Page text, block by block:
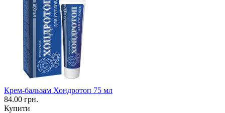
Крем-бальзам Хондротоп 75 мл
84.00 грн.
Купити